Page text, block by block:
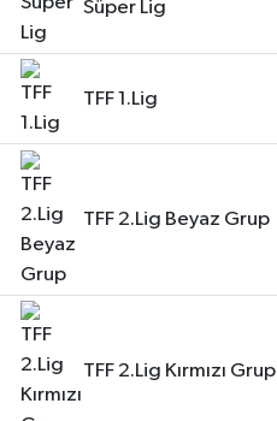
Süper Lig
TFF 1.Lig
TFF 2.Lig Beyaz Grup
TFF 2.Lig Kırmızı Grup